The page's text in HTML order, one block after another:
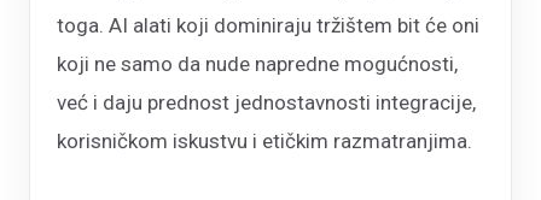
toga. AI alati koji dominiraju tržištem bit će oni
koji ne samo da nude napredne mogućnosti,
već i daju prednost jednostavnosti integracije,
korisničkom iskustvu i etičkim razmatranjima.